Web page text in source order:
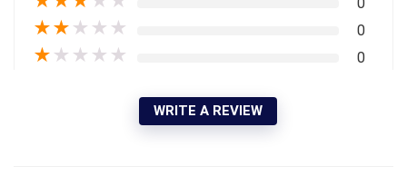
★★ ★ ★ ★ 0
★ ★ ★ ★ ★ 0
WRITE A REVIEW